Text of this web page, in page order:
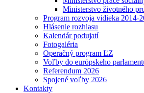
Ministerstvo životného
Program rozvoja vidieka 2014-
Hlásenie rozhlasu
Kalendár podujatí
Fotogaléria
Operačný program ĽZ
Voľby do európskeho
Referendum 2026
Spojené voľby 2026
Kontakty